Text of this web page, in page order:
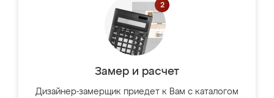
Замер и расчет
Дизайнер-замерщик приедет к Вам с каталогом